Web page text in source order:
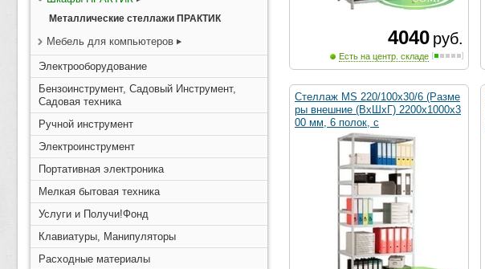
Металлические стеллажи ПРАКТИК
Мебель для компьютеров
Электрооборудование
Бензоинструмент, Садовый Инструмент,
Садовая техника
Ручной инструмент
Электроинструмент
Портативная электроника
Мелкая бытовая техника
Услуги и Получи!Фонд
Клавиатуры, Манипуляторы
Расходные материалы
4040 руб.
Есть на центр. складе
Стеллаж MS 220/100х30/6 (Разме
ры внешние (ВхШхГ) 2200х1000х3
00 мм, 6 полок, с